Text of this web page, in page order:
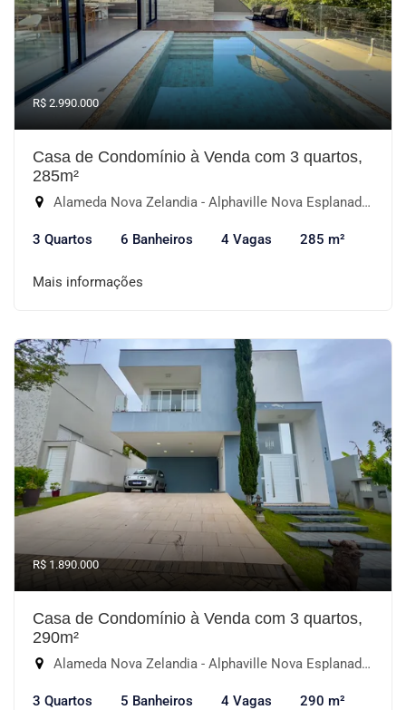
R$ 2.990.000
Casa de Condomínio à Venda com 3 quartos,
285m²
Alameda Nova Zelandia - Alphaville Nova Esplanada I, Votorantim-SP
3 Quartos 6 Banheiros 4 Vagas 285 m²
Mais informações
R$ 1.890.000
Casa de Condomínio à Venda com 3 quartos,
290m²
Alameda Nova Zelandia - Alphaville Nova Esplanada I, Votorantim-SP
3 Quartos 5 Banheiros 4 Vagas 290 m²